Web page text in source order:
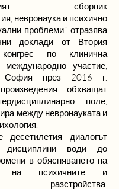
сборник
невронаука и психично
проблеми” отразява
доклади от Втория
по клинична
международно участие,
София през 2016 г.
обхващат
поле,
между невронауката и
десетилетия диалогът
води до
в обясняването на
на психичните и
разстройства.